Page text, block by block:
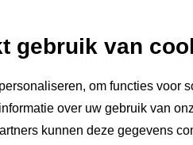
gebruik van
om functies voor
over uw gebruik van
kunnen deze gegevens
borging van digitale
‘Mee in de digitale
Commissie – Anno 2025